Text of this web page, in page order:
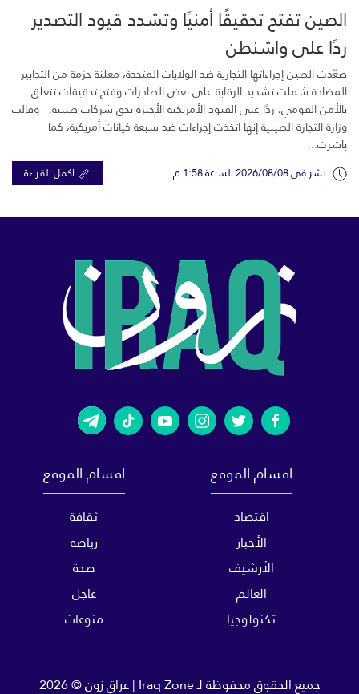
الصين تفتح تحقيقًا أمنيًا وتشدد قيود التصدير
ردًا على واشنطن
صعّدت الصين إجراءاتها التجارية ضد الولايات المتحدة، معلنة حزمة من التدابير
المضادة شملت تشديد الرقابة على بعض الصادرات وفتح تحقيقات تتعلق
بالأمن القومي، ردًا على القيود الأمريكية الأخيرة بحق شركات صينية. وقالت
وزارة التجارة الصينية إنها اتخذت إجراءات ضد سبعة كيانات أمريكية، كما
باشرت...
نشر في 2026/08/08 الساعة 1:58 م اكمل القراءة
اقسام الموقع
اقتصاد
الأخبار
الأرشيف
العالم
تكنولوجيا
اقسام الموقع
ثقافة
رياضة
صحة
عاجل
منوعات
جميع الحقوق محفوظة لـIraq Zone | عراق زون © 2026